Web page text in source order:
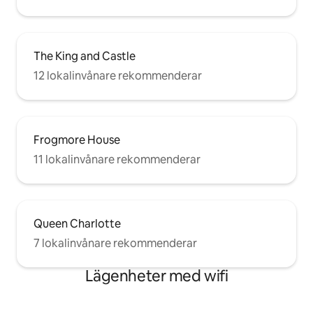
The King and Castle
12 lokalinvånare rekommenderar
Frogmore House
11 lokalinvånare rekommenderar
Queen Charlotte
7 lokalinvånare rekommenderar
Lägenheter med wifi